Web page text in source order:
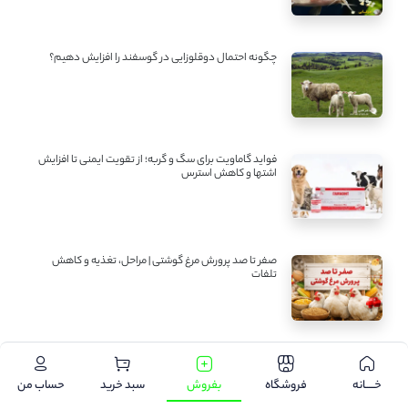
چگونه احتمال دوقلوزایی در گوسفند را افزایش دهیم؟
فواید گاماویت برای سگ و گربه؛ از تقویت ایمنی تا افزایش
اشتها و کاهش استرس
صفر تا صد پرورش مرغ گوشتی | مراحل، تغذیه و کاهش
تلفات
سایر اخبار
خـــــانه فروشگاه بفروش سبد خرید حساب من